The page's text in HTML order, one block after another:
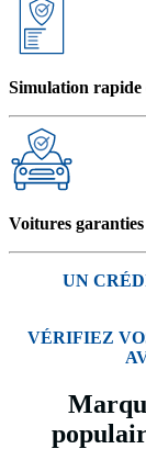
Simulation rapide
Voitures garanties
UN
VÉRIFIEZ